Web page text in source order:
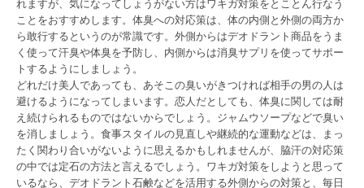
ことをおすすめします。体臭への対応策は、体の内側と外側の両方か
ら敢行するというのが常識です。外側からはデオドラント商品をうま
く使って汗臭や体臭を予防し、内側からは消臭サプリを使ってサポー
トするようにしましょう。
どれだけ美人であっても、あそこの臭いがきつければ相手の男の人は
避けるようになってしまいます。恋人だとしても、体臭に関しては耐
え続けられるものではないからでしょう。ジャムウソープなどで臭い
を消しましょう。食事スタイルの見直しや継続的な運動などは、まっ
たく関わり合いがないように思えるかもしれませんが、脇汗の対応策
の中では定石の方法と言えるでしょう。ワキガ対策をしようと思って
いるなら、デオドラント石鹸などを活用する外側からの対策と、毎日